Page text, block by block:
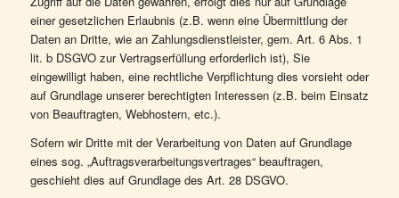
einer gesetzlichen Erlaubnis (z.B. wenn eine Übermittlung der
Daten an Dritte, wie an Zahlungsdienstleister, gem. Art. 6 Abs. 1
lit. b DSGVO zur Vertragserfüllung erforderlich ist), Sie
eingewilligt haben, eine rechtliche Verpflichtung dies vorsieht oder
auf Grundlage unserer berechtigten Interessen (z.B. beim Einsatz
von Beauftragten, Webhostern, etc.).
Sofern wir Dritte mit der Verarbeitung von Daten auf Grundlage
eines sog. „Auftragsverarbeitungsvertrages“ beauftragen,
geschieht dies auf Grundlage des Art. 28 DSGVO.